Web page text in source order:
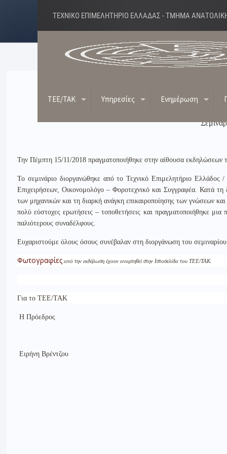
ΤΕΧΝΙΚΟ ΕΠΙΜΕΛΗΤΗΡΙΟ ΕΛΛΑΔΑΣ - ΤΜΗΜΑ
TEE/TAK Υπηρεσίες Ενημέρωση
ΔΕΛΤΙΟ ΤΥΠΟΥ 16-11-18:
Την Πέμπτη 15/11/2018 πραγματοποιήθηκε στην αίθουσα
Το σεμινάριο διοργανώθηκε από το Τεχνικό Επιμελητήριο
Επιχειρήσεων, Οικονομολόγο – Φοροτεχνικό και Συγγραφέα. Κατά τη
των μηχανικών και τη διαρκή ανάγκη επικαιροποίησης των γνώσεων
πολύ εύστοχες ερωτήσεις – τοποθετήσεις και πραγματοποιήθηκε
παλιότερους συναδέλφους.
Ευχαριστούμε όλους όσους συνέβαλαν στη διοργάνωση του
Φωτογραφίες από την εκδήλωση έχουν αναρτηθεί στην Ιστοσελίδα του ΤΕΕ/ΤΑΚ.
Για το ΤΕΕ/ΤΑΚ
Η Πρόεδρος
Ειρήνη Βρέντζου